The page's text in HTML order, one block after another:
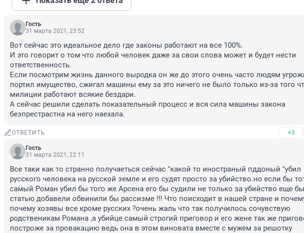
Гость
31 марта 2021, 23:52
Вот сейчас это идеальное дело где законы работают на все 100%.
И это говорит о том что любой человек даже за свои слова может и будет нести
ответственность.
Если посмотрим жизнь данного выродка он же до этого очень часто людям
портил имущество, сжигал машины ему за это ничего не было только из-за того
милиции работают всякие бездари.
А сейчас решили сделать показательный процесс и вся сила машины закона
безпрестрастна на него наехала.
ОТВЕТИТЬ +3
Гость
31 марта 2021, 22:11
Все таки как то странно получаеться сейчас "какой то иностраный пддоный "убил
русского человека на русской земле и его судят просто за убийство.но если бы
самый Роман убил бы того же Арсена его бы судили не только за убийство еще бы
статью добавели обвинили бы рассизме !!! Что поисходит в нашей стране и
почему хозявы все кроме русских ?очень жаль что так получилось сочувствую
родственикам Романа ,а убийце самый строгий приговор и его жене так же
построже за провакацию ведь она в этом виновата вместе с мужем за решотку